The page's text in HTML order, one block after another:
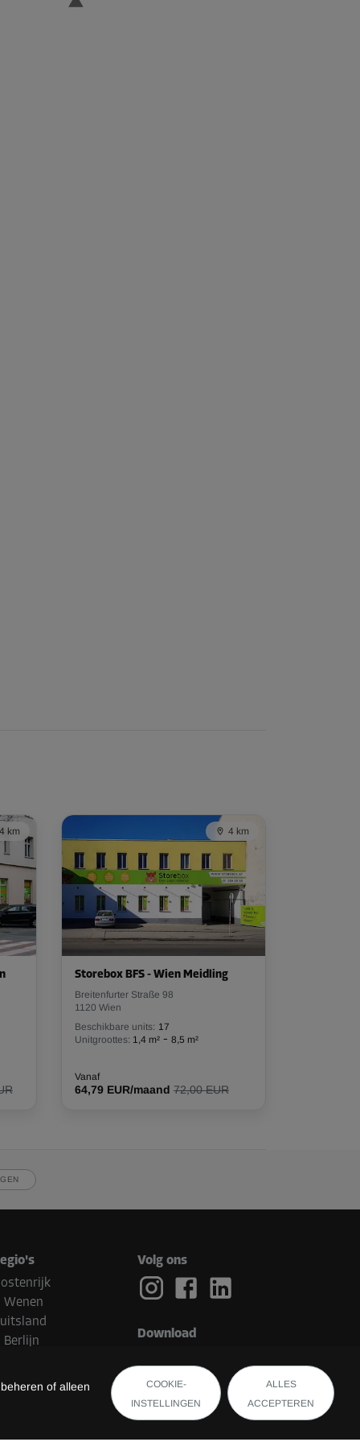
of alleen
COOKIE-
INSTELLINGEN
ALLES
ACCEPTEREN
4 km 4 km
Storebox BFS - Wien Meidling
Breitenfurter Straße 98
1120 Wien
Beschikbare units: 17
Unitgroottes: 1,4 m² - 8,5 m²
Vanaf
64,79 EUR/maand 72,00 EUR
Wenen
Berlijn
Eindhoven
Volg ons
Download